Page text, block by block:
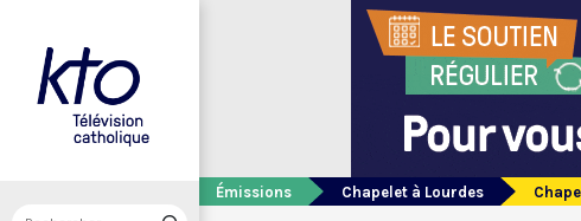
Émissions Chapelet à Lourdes